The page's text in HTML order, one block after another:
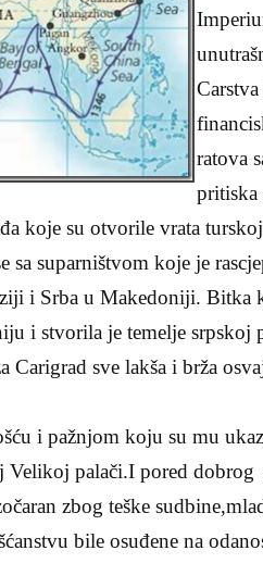
ratova
pritiska
koje su otvorile vrata
sa suparništvom koje je
i Srba u Makedoniji. Bitka
i stvorila je temelje srpskoj
sve lakša i brža
i pažnjom koju su mu
palači.I pored dobrog
zbog teške
bile osuđene na